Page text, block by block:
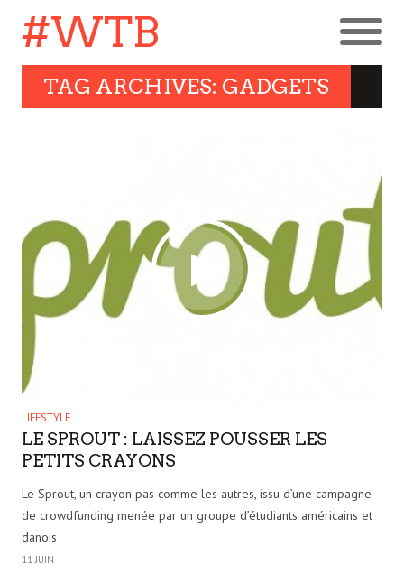
#WTB
TAG ARCHIVES: GADGETS
LIFESTYLE
LE SPROUT : LAISSEZ POUSSER LES
PETITS CRAYONS
Le Sprout, un crayon pas comme les autres, issu d’une campagne
de crowdfunding menée par un groupe d’étudiants américains et
danois
11 JUIN